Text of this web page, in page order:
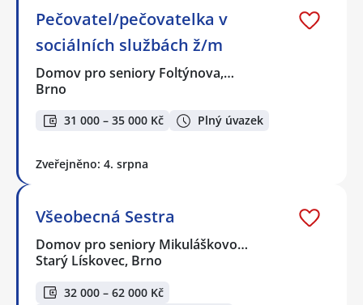
Pečovatel/pečovatelka v
sociálních službách ž/m
Domov pro seniory Foltýnova,…
Brno
31 000 – 35 000 Kč Plný úvazek
Zveřejněno: 4. srpna
Všeobecná Sestra
Domov pro seniory Mikuláškovo…
Starý Lískovec, Brno
32 000 – 62 000 Kč